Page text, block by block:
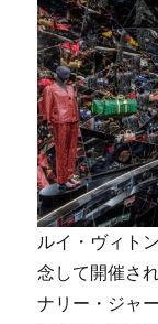
ルイ・ヴィト
念して開催さ
ナリー・ジャ